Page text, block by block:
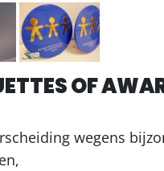
OF
wegens